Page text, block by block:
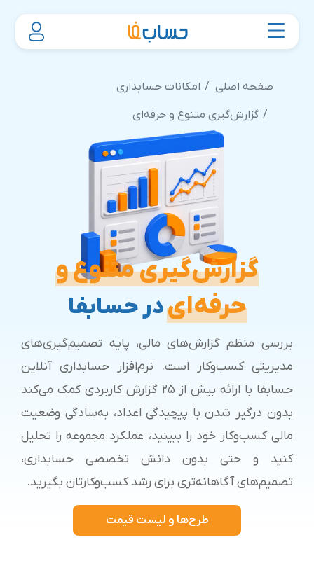
صفحه اصلی
امکانات حسابداری
گزارش‌گیری متنوع و حرفه‌ای
گزارش‌گیری متنوع و
حرفه‌ایدر حسابفا
بررسی منظم گزارش‌های مالی، پایه تصمیم‌گیری‌های
مدیریتی کسب‌وکار است. نرم‌افزار حسابداری آنلاین
حسابفا با ارائه بیش از ۲۵ گزارش کاربردی کمک می‌کند
بدون درگیر شدن با پیچیدگی اعداد، به‌سادگی وضعیت
مالی کسب‌وکار خود را ببینید، عملکرد مجموعه را تحلیل
کنید و حتی بدون دانش تخصصی حسابداری،
تصمیم‌های آگاهانه‌تری برای رشد کسب‌وکارتان بگیرید.
طرح‌ها و لیست قیمت